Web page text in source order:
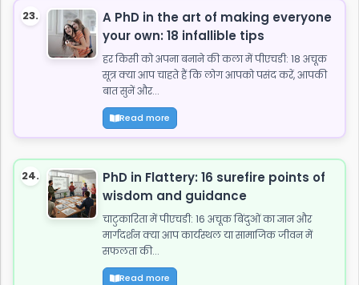
23.
A PhD in the art of making everyone
your own: 18 infallible tips
हर किसी को अपना बनाने की कला में पीएचडी: 18 अचूक
सूत्र क्या आप चाहते हैं कि लोग आपको पसंद करें, आपकी
बात सुनें और...
Read more
24.
PhD in Flattery: 16 surefire points of
wisdom and guidance
चाटुकारिता में पीएचडी: 16 अचूक बिंदुओं का ज्ञान और
मार्गदर्शन क्या आप कार्यस्थल या सामाजिक जीवन में
सफलता की...
Read more